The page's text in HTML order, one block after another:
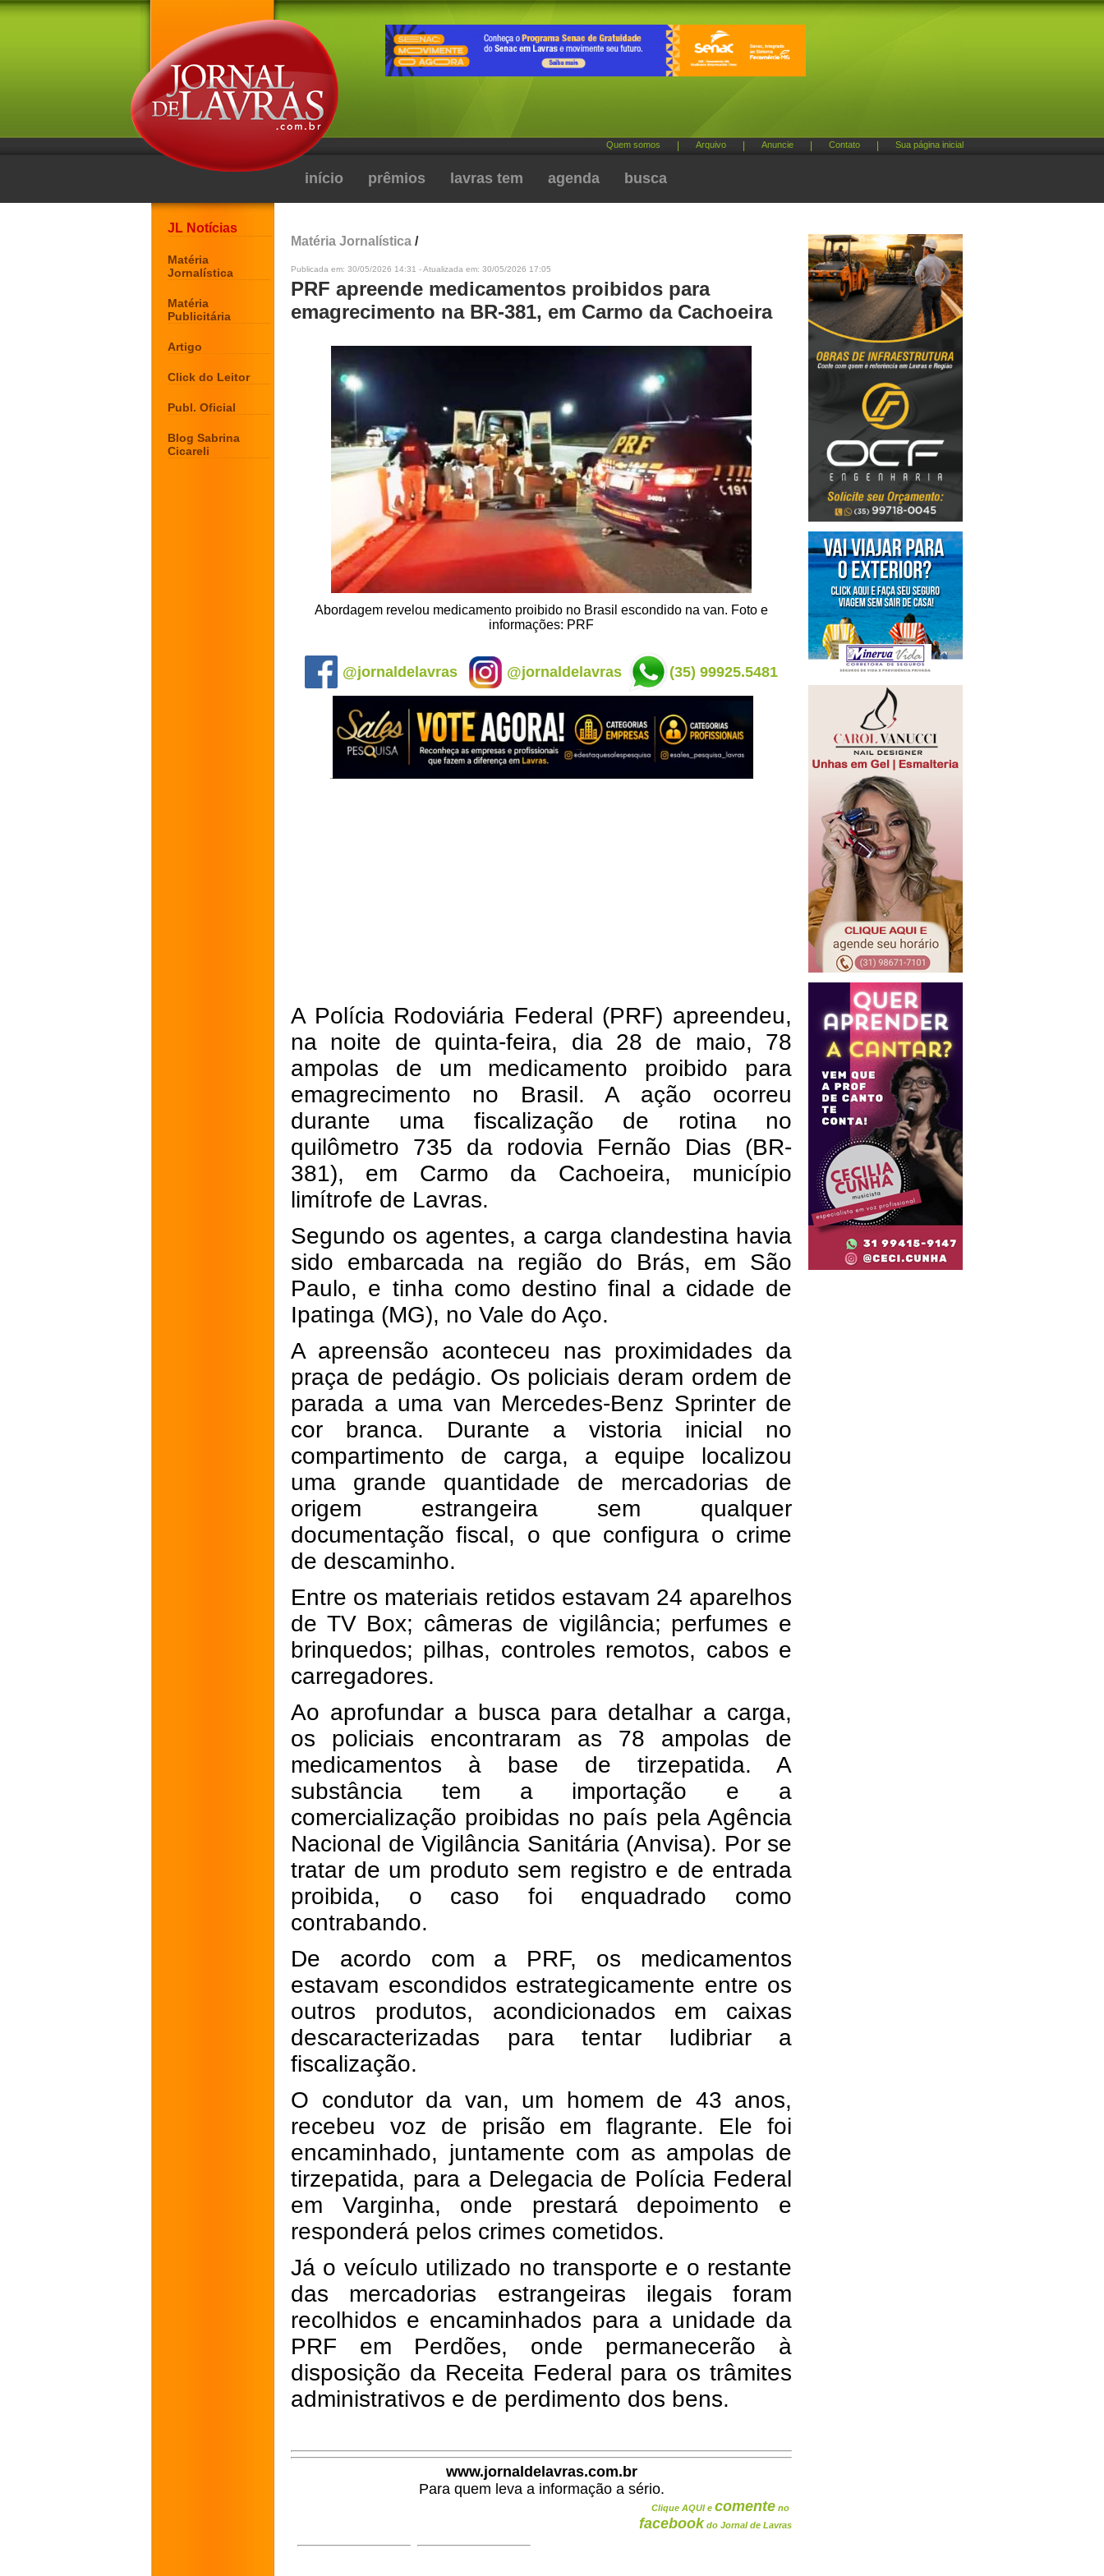
Quem somos Arquivo Anuncie Contato Sua página inicial
início prêmios lavras tem agenda busca
JL Notícias
Matéria
Jornalística
Matéria
Publicitária
Artigo
Click do Leitor
Publ. Oficial
Blog Sabrina
Cicareli
Matéria Jornalística /
Publicada em: 30/05/2026 14:31 - Atualizada em: 30/05/2026 17:05
PRF apreende medicamentos proibidos para
emagrecimento na BR-381, em Carmo da Cachoeira
Abordagem revelou medicamento proibido no Brasil escondido na van. Foto e
informações: PRF
@jornaldelavras @jornaldelavras (35) 99925.5481
A Polícia Rodoviária Federal (PRF) apreendeu,
na noite de quinta-feira, dia 28 de maio, 78
ampolas de um medicamento proibido para
emagrecimento no Brasil. A ação ocorreu
durante uma fiscalização de rotina no
quilômetro 735 da rodovia Fernão Dias (BR-
381), em Carmo da Cachoeira, município
limítrofe de Lavras.
Segundo os agentes, a carga clandestina havia
sido embarcada na região do Brás, em São
Paulo, e tinha como destino final a cidade de
Ipatinga (MG), no Vale do Aço.
A apreensão aconteceu nas proximidades da
praça de pedágio. Os policiais deram ordem de
parada a uma van Mercedes-Benz Sprinter de
cor branca. Durante a vistoria inicial no
compartimento de carga, a equipe localizou
uma grande quantidade de mercadorias de
origem estrangeira sem qualquer
documentação fiscal, o que configura o crime
de descaminho.
Entre os materiais retidos estavam 24 aparelhos
de TV Box; câmeras de vigilância; perfumes e
brinquedos; pilhas, controles remotos, cabos e
carregadores.
Ao aprofundar a busca para detalhar a carga,
os policiais encontraram as 78 ampolas de
medicamentos à base de tirzepatida. A
substância tem a importação e a
comercialização proibidas no país pela Agência
Nacional de Vigilância Sanitária (Anvisa). Por se
tratar de um produto sem registro e de entrada
proibida, o caso foi enquadrado como
contrabando.
De acordo com a PRF, os medicamentos
estavam escondidos estrategicamente entre os
outros produtos, acondicionados em caixas
descaracterizadas para tentar ludibriar a
fiscalização.
O condutor da van, um homem de 43 anos,
recebeu voz de prisão em flagrante. Ele foi
encaminhado, juntamente com as ampolas de
tirzepatida, para a Delegacia de Polícia Federal
em Varginha, onde prestará depoimento e
responderá pelos crimes cometidos.
Já o veículo utilizado no transporte e o restante
das mercadorias estrangeiras ilegais foram
recolhidos e encaminhados para a unidade da
PRF em Perdões, onde permanecerão à
disposição da Receita Federal para os trâmites
administrativos e de perdimento dos bens.
www.jornaldelavras.com.br
Para quem leva a informação a sério.
Clique AQUI e comente no
facebook do Jornal de Lavras